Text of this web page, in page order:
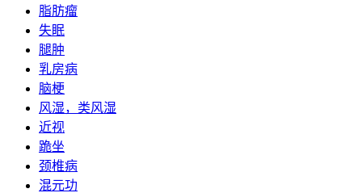
脂肪瘤
失眠
腿肿
乳房病
脑梗
风湿，类风湿
近视
跪坐
颈椎病
混元功